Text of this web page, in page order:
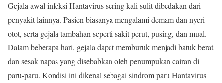
Gejala awal infeksi Hantavirus sering kali sulit dibedakan dari
penyakit lainnya. Pasien biasanya mengalami demam dan nyeri
otot, serta gejala tambahan seperti sakit perut, pusing, dan mual.
Dalam beberapa hari, gejala dapat memburuk menjadi batuk berat
dan sesak napas yang disebabkan oleh penumpukan cairan di
paru-paru. Kondisi ini dikenal sebagai sindrom paru Hantavirus